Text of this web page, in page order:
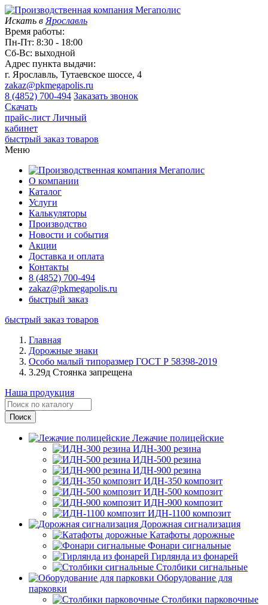
Искать в Ярославль
Время работы:
Пн-Пт: 8:30 - 18:00
Сб-Вс: выходной
Адрес пункта выдачи:
г. Ярославль, Тутаевское шоссе, 4
zakaz@pkmegapolis.ru
8 (4852) 700-494 Заказать звонок
Скачать
прайс-лист Личный
кабинет
быстрый заказ товаров
Меню
О компании
Каталог
Услуги
Калькуляторы
Производство
Новости и события
Акции
Доставка и оплата
Контакты
8 (4852) 700-494
zakaz@pkmegapolis.ru
быстрый заказ
быстрый заказ товаров
Главная
Дорожные знаки
Особо малый типоразмер ГОСТ Р 58398-2019
3.29д Стоянка запрещена
Наша продукция
Лежачие полицейские
ИДН-300 резина
ИДН-500 резина
ИДН-900 резина
ИДН-350 композит
ИДН-500 композит
ИДН-900 композит
ИДН-1100 композит
Дорожная сигнализация
Катафоты дорожные
Фонари сигнальные
Гирлянда из фонарей
Столбики сигнальные
Оборудование для
парковки
Столбики парковочные